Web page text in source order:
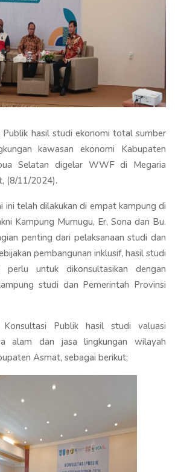
Publik hasil studi ekonomi total sumber
kawasan ekonomi Kabupaten
Selatan digelar WWF di Megaria
(8/11/2024).
ini telah dilakukan di empat kampung di
Kampung Mumugu, Er, Sona dan Bu.
penting dari pelaksanaan studi dan
pembangunan inklusif, hasil studi
untuk dikonsultasikan dengan
studi dan Pemerintah Provinsi
Konsultasi Publik hasil studi valuasi
alam dan jasa lingkungan wilayah
Asmat, sebagai berikut;